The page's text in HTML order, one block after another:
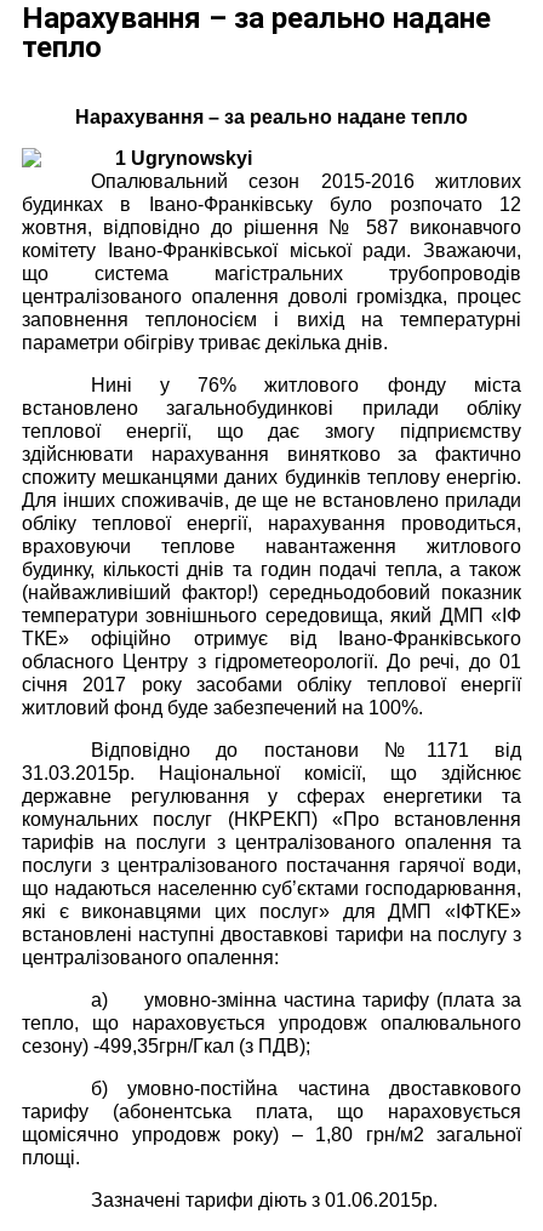
Нарахування – за реально надане
тепло
Нарахування – за реально надане тепло
Опалювальний сезон 2015-2016 житлових
будинках в Івано-Франківську було розпочато 12
жовтня, відповідно до рішення № 587 виконавчого
комітету Івано-Франківської міської ради. Зважаючи,
що система магістральних трубопроводів
централізованого опалення доволі громіздка, процес
заповнення теплоносієм і вихід на температурні
параметри обігріву триває декілька днів.
Нині у 76% житлового фонду міста
встановлено загальнобудинкові прилади обліку
теплової енергії, що дає змогу підприємству
здійснювати нарахування винятково за фактично
спожиту мешканцями даних будинків теплову енергію.
Для інших споживачів, де ще не встановлено прилади
обліку теплової енергії, нарахування проводиться,
враховуючи теплове навантаження житлового
будинку, кількості днів та годин подачі тепла, а також
(найважливіший фактор!) середньодобовий показник
температури зовнішнього середовища, який ДМП «ІФ
ТКЕ» офіційно отримує від Івано-Франківського
обласного Центру з гідрометеорології. До речі, до 01
січня 2017 року засобами обліку теплової енергії
житловий фонд буде забезпечений на 100%.
Відповідно до постанови №1171 від
31.03.2015р. Національної комісії, що здійснює
державне регулювання у сферах енергетики та
комунальних послуг (НКРЕКП) «Про встановлення
тарифів на послуги з централізованого опалення та
послуги з централізованого постачання гарячої води,
що надаються населенню суб’єктами господарювання,
які є виконавцями цих послуг» для ДМП «ІФТКЕ»
встановлені наступні двоставкові тарифи на послугу з
централізованого опалення:
а) умовно-змінна частина тарифу (плата за
тепло, що нараховується упродовж опалювального
сезону) -499,35грн/Гкал (з ПДВ);
б) умовно-постійна частина двоставкового
тарифу (абонентська плата, що нараховується
щомісячно упродовж року) – 1,80 грн/м2 загальної
площі.
Зазначені тарифи діють з 01.06.2015р.